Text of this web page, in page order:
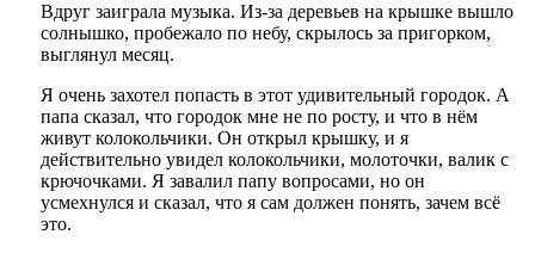
Вдруг заиграла музыка. Из-за деревьев на крышке вышло
солнышко, пробежало по небу, скрылось за пригорком,
выглянул месяц.
Я очень захотел попасть в этот удивительный городок. А
папа сказал, что городок мне не по росту, и что в нём
живут колокольчики. Он открыл крышку, и я
действительно увидел колокольчики, молоточки, валик с
крючочками. Я завалил папу вопросами, но он
усмехнулся и сказал, что я сам должен понять, зачем всё
это.